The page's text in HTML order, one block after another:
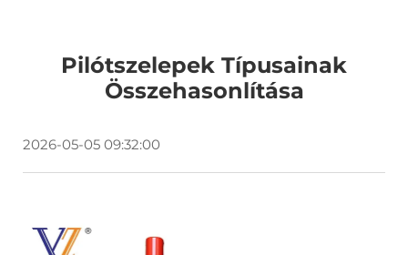
Pilótszelepek Típusainak
Összehasonlítása
2026-05-05 09:32:00